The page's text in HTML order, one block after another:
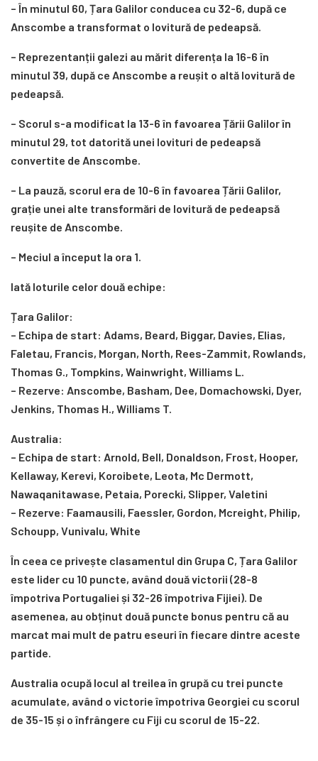
– În minutul 60, Țara Galilor conducea cu 32-6, după ce
Anscombe a transformat o lovitură de pedeapsă.
– Reprezentanții galezi au mărit diferența la 16-6 în
minutul 39, după ce Anscombe a reușit o altă lovitură de
pedeapsă.
– Scorul s-a modificat la 13-6 în favoarea Țării Galilor în
minutul 29, tot datorită unei lovituri de pedeapsă
convertite de Anscombe.
– La pauză, scorul era de 10-6 în favoarea Țării Galilor,
grație unei alte transformări de lovitură de pedeapsă
reușite de Anscombe.
– Meciul a început la ora 1.
Iată loturile celor două echipe:
Țara Galilor:
– Echipa de start: Adams, Beard, Biggar, Davies, Elias,
Faletau, Francis, Morgan, North, Rees-Zammit, Rowlands,
Thomas G., Tompkins, Wainwright, Williams L.
– Rezerve: Anscombe, Basham, Dee, Domachowski, Dyer,
Jenkins, Thomas H., Williams T.
Australia:
– Echipa de start: Arnold, Bell, Donaldson, Frost, Hooper,
Kellaway, Kerevi, Koroibete, Leota, Mc Dermott,
Nawaqanitawase, Petaia, Porecki, Slipper, Valetini
– Rezerve: Faamausili, Faessler, Gordon, Mcreight, Philip,
Schoupp, Vunivalu, White
În ceea ce privește clasamentul din Grupa C, Țara Galilor
este lider cu 10 puncte, având două victorii (28-8
împotriva Portugaliei și 32-26 împotriva Fijiei). De
asemenea, au obținut două puncte bonus pentru că au
marcat mai mult de patru eseuri în fiecare dintre aceste
partide.
Australia ocupă locul al treilea în grupă cu trei puncte
acumulate, având o victorie împotriva Georgiei cu scorul
de 35-15 și o înfrângere cu Fiji cu scorul de 15-22.